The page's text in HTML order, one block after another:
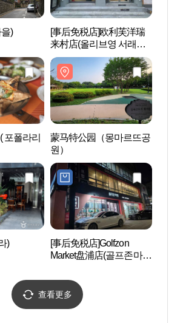
)
[事后免税店]欧利芙洋瑞
来村店(올리브영 서래마
을점)
포폴라리
蒙马特公园（몽마르뜨공
원）
)
[事后免税店]Golfzon
Market盘浦店(골프존마켓
查看更多